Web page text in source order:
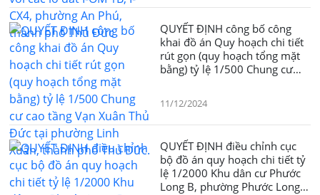
QUYẾT ĐỊNH công bố công
khai đồ án Quy hoạch chi tiết
rút gọn (quy hoạch tổng mặt
bằng) tỷ lệ 1/500 Chung cư
Thủ Đức.
11/12/2024
QUYẾT ĐỊNH điều chỉnh cục
bộ đồ án quy hoạch chi tiết tỷ
lệ 1/2000 Khu dân cư Phước
Long B, phường Phước Long